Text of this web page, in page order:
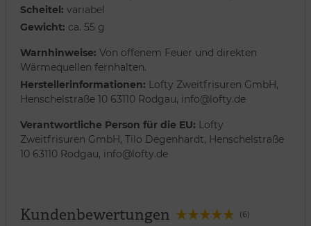
Scheitel: variabel
Gewicht: ca. 55 g
Warnhinweise: Von offenem Feuer und direkten
Wärmequellen fernhalten.
Herstellerinformationen: Lofty Zweitfrisuren GmbH,
Henschelstraße 10 63110 Rodgau, info@lofty.de
Verantwortliche Person für die EU: Lofty
Zweitfrisuren GmbH, Tilo Degenhardt, Henschelstraße
10 63110 Rodgau, info@lofty.de
Kundenbewertungen (6)